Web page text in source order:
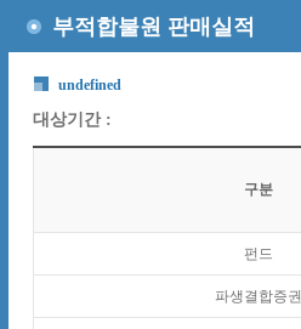
부적합불원 판매실적
undefined
대상기간 :
구분
펀드
파생결합증권